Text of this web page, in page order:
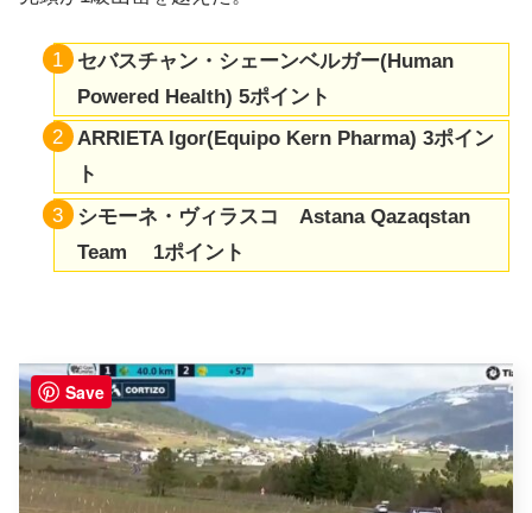
セバスチャン・シェーンベルガー(Human
Powered Health) 5ポイント
ARRIETA Igor(Equipo Kern Pharma) 3ポイン
ト
シモーネ・ヴィラスコ Astana Qazaqstan
Team 1ポイント
Save